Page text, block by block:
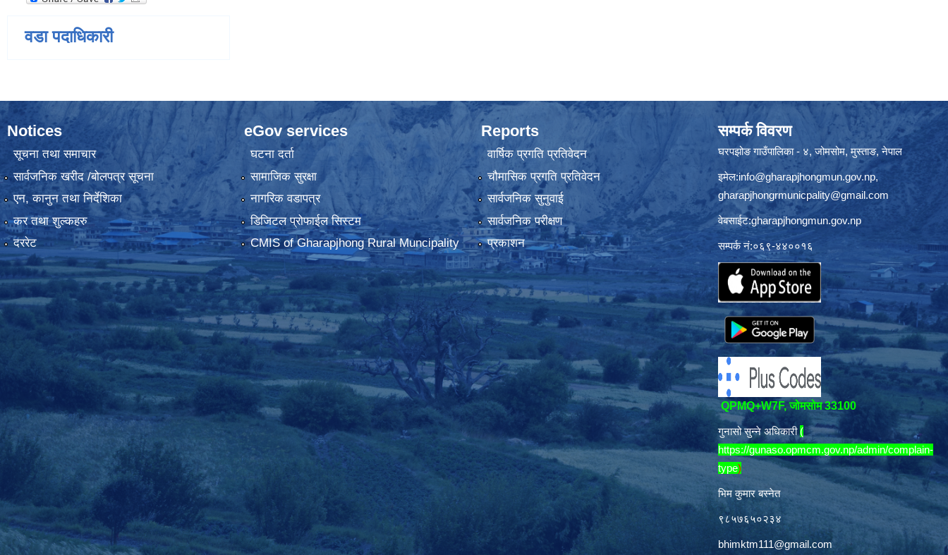
वडा पदाधिकारी
Notices
सूचना तथा समाचार
सार्वजनिक खरीद /बोलपत्र सूचना
एन, कानुन तथा निर्देशिका
कर तथा शुल्कहरु
दररेट
eGov services
घटना दर्ता
सामाजिक सुरक्षा
नागरिक वडापत्र
डिजिटल प्रोफाईल सिस्टम
CMIS of Gharapjhong Rural Muncipality
Reports
वार्षिक प्रगति प्रतिवेदन
चौमासिक प्रगति प्रतिवेदन
सार्वजनिक सुनुवाई
सार्वजनिक परीक्षण
प्रकाशन
सम्पर्क विवरण
घरपझोङ गाउँपालिका - ४, जोमसोम, मुस्ताङ, नेपाल
इमेल:info@gharapjhongmun.gov.np,
gharapjhongrmunicpality@gmail.com
वेबसाईट:gharapjhongmun.gov.np
सम्पर्क नं:०६९-४४००१६
QPMQ+W7F, जोमसोम 33100
गुनासो सुन्ने अधिकारी (
https://gunaso.opmcm.gov.np/admin/complain-
type)
भिम कुमार बस्नेत
९८५७६५०२३४
bhimktm111@gmail.com